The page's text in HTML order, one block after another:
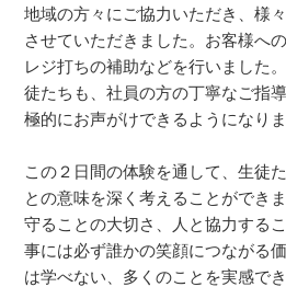
地域の方々にご協力いただき、様
させていただきました。お客様へ
レジ打ちの補助などを行いました
徒たちも、社員の方の丁寧なご指
極的にお声がけできるようになりま
この２日間の体験を通して、生徒
との意味を深く考えることができ
守ることの大切さ、人と協力する
事には必ず誰かの笑顔につながる
は学べない、多くのことを実感でき